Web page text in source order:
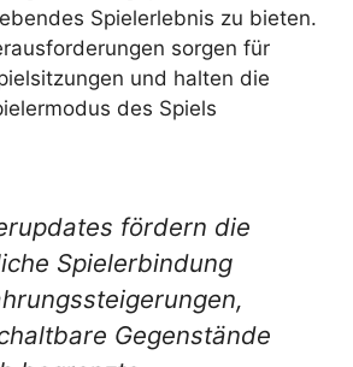
Spielerlebnis zu bieten.
sorgen für
und halten die
des Spiels
fördern die
Spielerbindung
Gegenstände